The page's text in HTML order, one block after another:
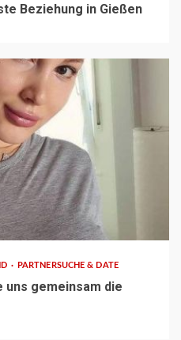
Beziehung in Gießen
PARTNERSUCHE & DATE
gemeinsam die